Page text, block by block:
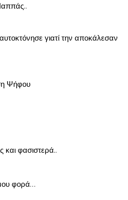
γιατί την αποκάλεσαν
Ψήφου
και φασιστερά..
φορά…